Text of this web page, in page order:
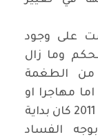
على وجود
وما زال
من الطغمة
مهاجرا او
مهجرا"، مشيرا الى ان "يوم 25 شباط 2011 كان بداية
الفساد